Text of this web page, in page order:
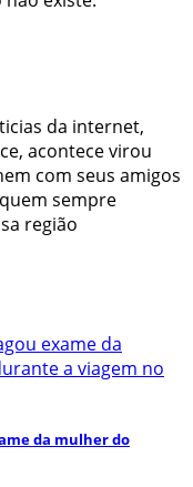
da internet,
acontece virou
com seus amigos
sempre
região
da mulher do